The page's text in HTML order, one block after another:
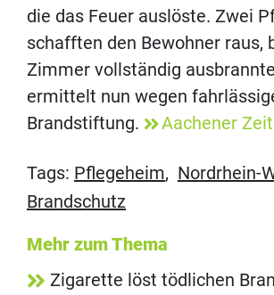
die das Feuer auslöste. Zwei
schafften den Bewohner raus,
Zimmer vollständig
ermittelt nun wegen
Brandstiftung.
Aachener
Tags: Pflegeheim, Nordrhein-
Brandschutz
Mehr zum Thema
Zigarette löst tödlichen